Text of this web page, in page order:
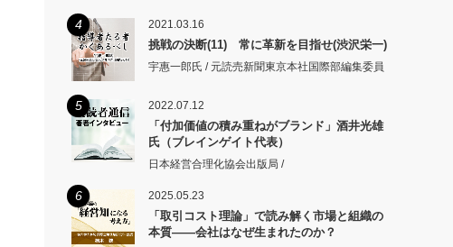
4 2021.03.16
挑戦の決断(11) 常に革新を目指せ(渋沢栄一)
宇惠一郎氏 / 元読売新聞東京本社国際部編集委員
5 2022.07.12
「付加価値の積み重ねがブランド」酒井光雄
氏（ブレインゲイト代表）
日本経営合理化協会出版局 /
6 2025.05.23
「取引コスト理論」で読み解く市場と組織の
本質――会社はなぜ生まれたのか？